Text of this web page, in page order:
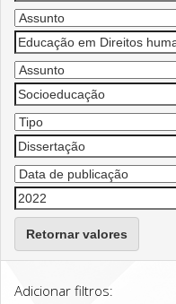
Retornar valores
Adicionar filtros: